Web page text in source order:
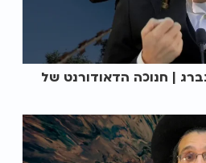
| חנוכה הדאודורנט של